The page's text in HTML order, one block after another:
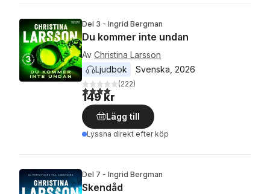
Del 3 - Ingrid Bergman
Du kommer inte undan
Av Christina Larsson
Ljudbok
Svenska 2026
4,1utav 5 stjärnor. Totalt antal röster:
(222)
149 kr
Lägg till
Lyssna direkt efter köp
Del 7 - Ingrid Bergman
Skendåd